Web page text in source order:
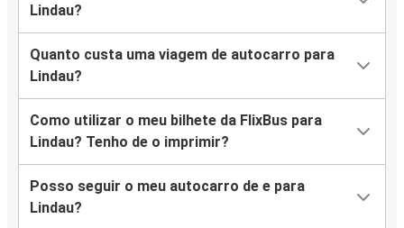
Lindau?
Quanto custa uma viagem de autocarro para
Lindau?
Como utilizar o meu bilhete da FlixBus para
Lindau? Tenho de o imprimir?
Posso seguir o meu autocarro de e para
Lindau?